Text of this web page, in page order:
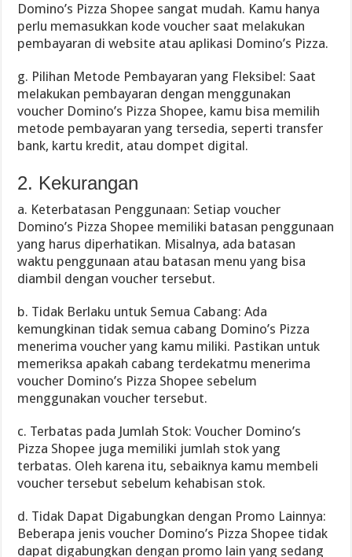
Domino’s Pizza Shopee sangat mudah. Kamu hanya
perlu memasukkan kode voucher saat melakukan
pembayaran di website atau aplikasi Domino’s Pizza.
g. Pilihan Metode Pembayaran yang Fleksibel: Saat
melakukan pembayaran dengan menggunakan
voucher Domino’s Pizza Shopee, kamu bisa memilih
metode pembayaran yang tersedia, seperti transfer
bank, kartu kredit, atau dompet digital.
2. Kekurangan
a. Keterbatasan Penggunaan: Setiap voucher
Domino’s Pizza Shopee memiliki batasan penggunaan
yang harus diperhatikan. Misalnya, ada batasan
waktu penggunaan atau batasan menu yang bisa
diambil dengan voucher tersebut.
b. Tidak Berlaku untuk Semua Cabang: Ada
kemungkinan tidak semua cabang Domino’s Pizza
menerima voucher yang kamu miliki. Pastikan untuk
memeriksa apakah cabang terdekatmu menerima
voucher Domino’s Pizza Shopee sebelum
menggunakan voucher tersebut.
c. Terbatas pada Jumlah Stok: Voucher Domino’s
Pizza Shopee juga memiliki jumlah stok yang
terbatas. Oleh karena itu, sebaiknya kamu membeli
voucher tersebut sebelum kehabisan stok.
d. Tidak Dapat Digabungkan dengan Promo Lainnya:
Beberapa jenis voucher Domino’s Pizza Shopee tidak
dapat digabungkan dengan promo lain yang sedang